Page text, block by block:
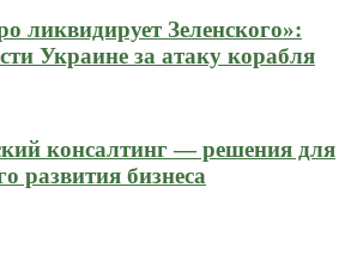
ликвидирует Зеленского»:
Украине за атаку корабля
консалтинг — решения для
развития бизнеса